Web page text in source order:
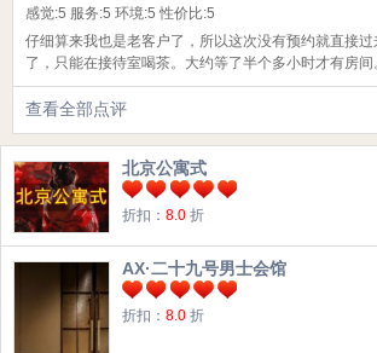
感觉:5 服务:5 环境:5 性价比:5
仔细算来我也是老客户了，所以这次没有预约就直接
了，只能在接待室喝茶。大约等了半个多小时才有房间
查看全部点评
北京公寓式
折扣： 8.0 折
AX·二十九号男士会馆
折扣： 8.0 折